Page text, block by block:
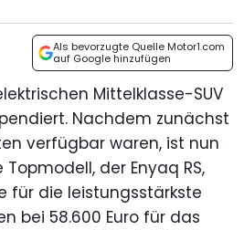
Als bevorzugte Quelle Motor1.com
auf Google hinzufügen
Mittelklasse-SUV
Nachdem zunächst
verfügbar waren, ist nun
der Enyaq RS,
für die leistungsstärkste
bei 58.600 Euro für das